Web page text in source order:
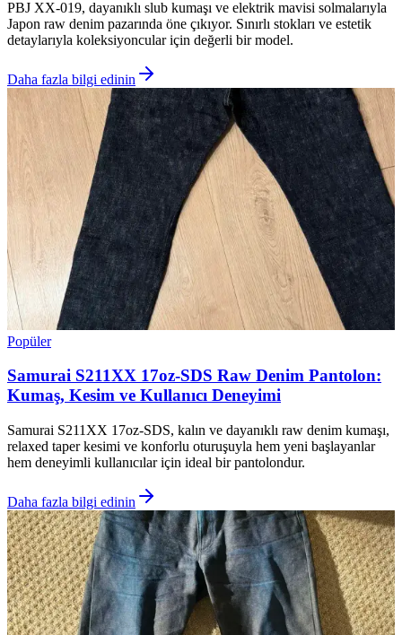
PBJ XX-019, dayanıklı slub kumaşı ve elektrik mavisi solmalarıyla
Japon raw denim pazarında öne çıkıyor. Sınırlı stokları ve estetik
detaylarıyla koleksiyoncular için değerli bir model.
Daha fazla bilgi edinin
Popüler
Samurai S211XX 17oz-SDS Raw Denim Pantolon:
Kumaş, Kesim ve Kullanıcı Deneyimi
Samurai S211XX 17oz-SDS, kalın ve dayanıklı raw denim kumaşı,
relaxed taper kesimi ve konforlu oturuşuyla hem yeni başlayanlar
hem deneyimli kullanıcılar için ideal bir pantolondur.
Daha fazla bilgi edinin